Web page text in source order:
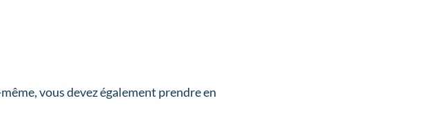
vous devez également prendre en